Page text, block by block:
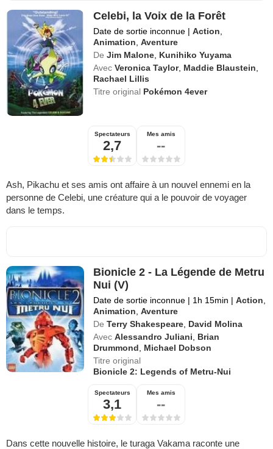
Celebi, la Voix de la Forêt
Date de sortie inconnue | Action
Animation ,Aventure
De Jim Malone Kunihiko Yuyama
Avec Veronica Taylor, Maddie Blaustein
Rachael Lillis
Titre original Pokémon 4ever
Spectateurs
2,7
Mes amis
--
Ash, Pikachu et ses amis ont affaire à un nouvel ennemi en la
personne de Celebi, une créature qui a le pouvoir de voyager
dans le temps.
Bionicle 2 - La Légende de Metru
Nui (V)
Date de sortie inconnue | 1h 15min | Action
Animation ,Aventure
De Terry Shakespeare David Molina
Avec Alessandro Juliani
Brian
Drummond
Michael Dobson
Titre original
Bionicle 2: Legends of Metru-Nui
Spectateurs
3,1
Mes amis
--
Dans cette nouvelle histoire, le turaga Vakama raconte une